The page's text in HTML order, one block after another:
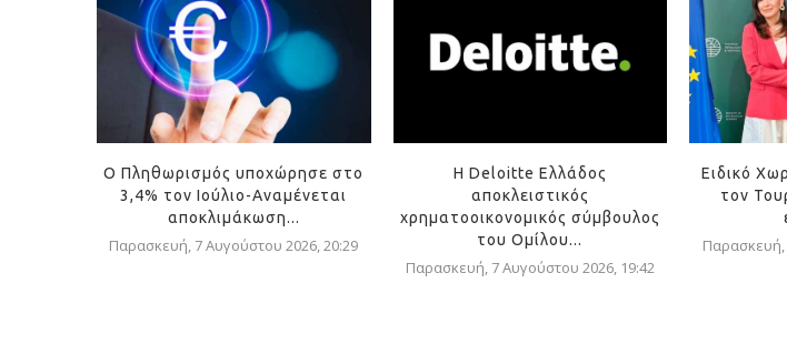
Ο Πληθωρισμός υποχώρησε στο
3,4% τον Ιούλιο-Αναμένεται
αποκλιμάκωση...
Παρασκευή, 7 Αυγούστου 2026, 20:29
Η Deloitte Ελλάδος
αποκλειστικός
χρηματοοικονομικός σύμβουλος
του Ομίλου...
Παρασκευή, 7 Αυγούστου 2026, 19:42
Ειδικό
τον
Παρασκευή,